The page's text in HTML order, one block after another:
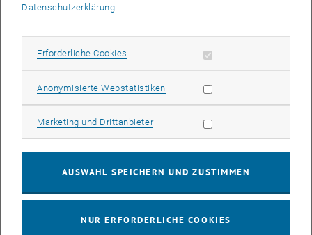
Kulturzentrum bis 31. Mai 2023!
Bedingungen:
・Österreichische Staatsbürgerschaft
・Graduierte Akademiker*innen und Studierende
entfallen)
Doktoratsstudiums verlängert sich der Aufenthalt bis zum
Datenschutzerklärung
Erforderliche Cookies Erforderliche Cookies zulassen
Anonymisierte WebstatistikenStatistik Cookies zulassen
Marketing und DrittanbieterMarketing Cookies zulassen
AUSWAHL SPEICHERN UND ZUSTIMMEN
NUR ERFORDERLICHE COOKIES